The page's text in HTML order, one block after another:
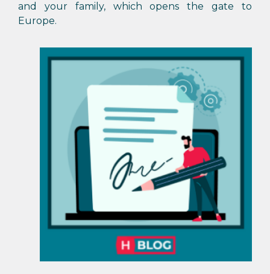
and your family, which opens the gate to
Europe.